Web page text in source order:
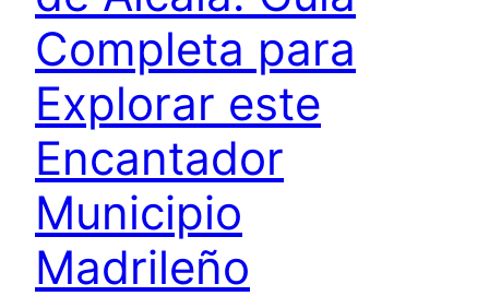
Completa para
Explorar este
Encantador
Municipio
Madrileño